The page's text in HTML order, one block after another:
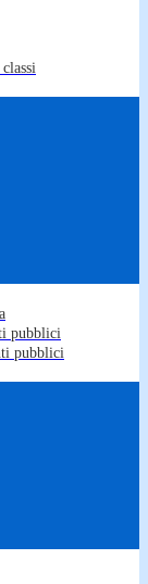
pubblici
pubblici